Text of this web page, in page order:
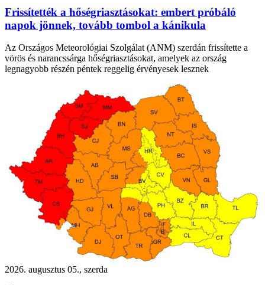
Frissítették a hőségriasztásokat: embert próbáló
napok jönnek, tovább tombol a kánikula
Az Országos Meteorológiai Szolgálat (ANM) szerdán frissítette a
vörös és narancssárga hőségriasztásokat, amelyek az ország
legnagyobb részén péntek reggelig érvényesek lesznek
2026. augusztus 05., szerda